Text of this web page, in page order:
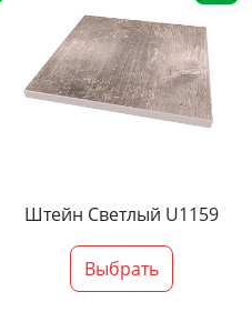
Штейн Светлый U1159
Выбрать